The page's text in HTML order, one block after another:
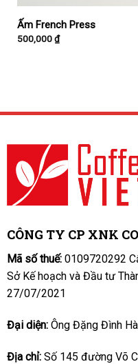
Ấm French Press
500,000₫
CÔNG TY CP XNK
Mã số thuế:0109720292
Sở Kế hoạch và Đầu tư
27/07/2021
Đại diện: Ông Đặng Đình Hà
Địa chỉ: Số 145 đường Võ